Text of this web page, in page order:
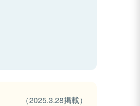
（2025.3.28掲載）